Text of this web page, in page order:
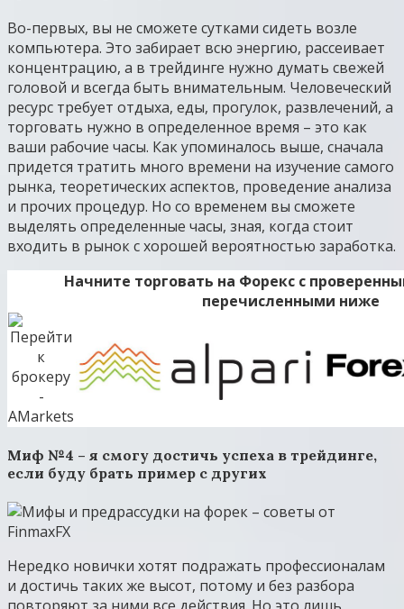
Во-первых, вы не сможете сутками сидеть возле
компьютера. Это забирает всю энергию, рассеивает
концентрацию, а в трейдинге нужно думать свежей
головой и всегда быть внимательным. Человеческий
ресурс требует отдыха, еды, прогулок, развлечений, а
торговать нужно в определенное время – это как
ваши рабочие часы. Как упоминалось выше, сначала
придется тратить много времени на изучение самого
рынка, теоретических аспектов, проведение анализа
и прочих процедур. Но со временем вы сможете
выделять определенные часы, зная, когда стоит
входить в рынок с хорошей вероятностью заработка.
Начните торговать на Форекс с
перечисленными ниже
Миф №4 – я смогу достичь успеха в трейдинге,
если буду брать пример с других
Нередко новички хотят подражать профессионалам
и достичь таких же высот, потому и без разбора